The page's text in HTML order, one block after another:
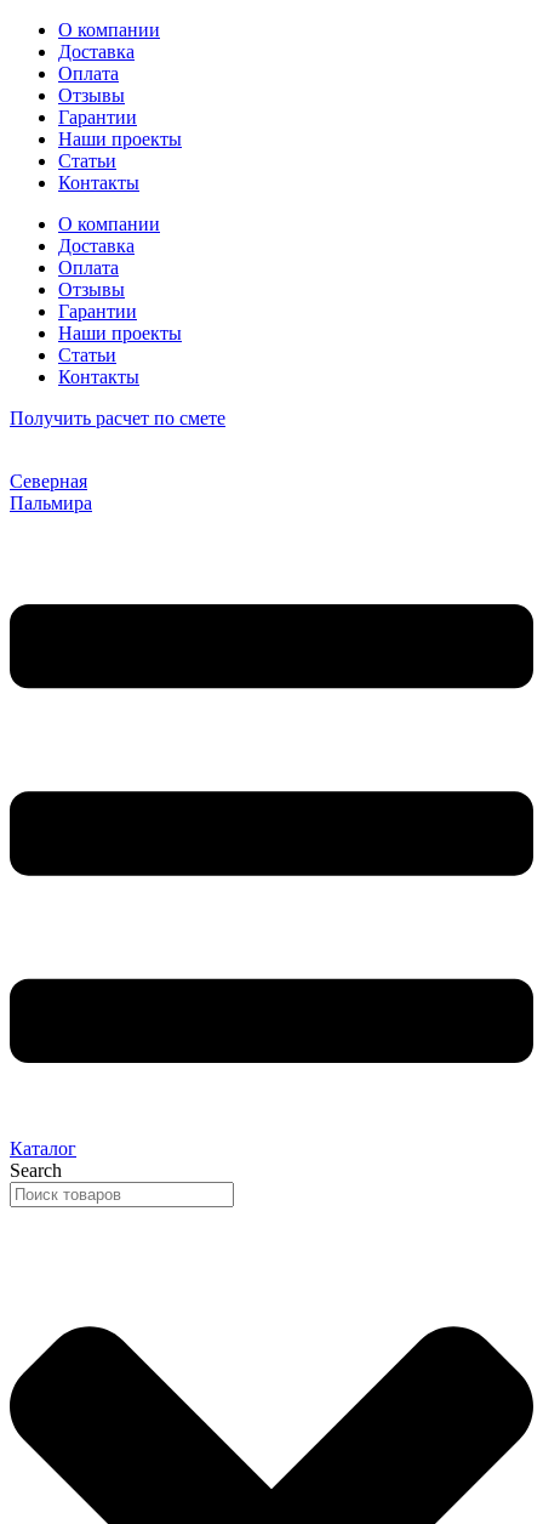
Перейти
содержимому
О компании
Доставка
Оплата
Отзывы
Гарантии
Наши проекты
Статьи
Контакты
О компании
Доставка
Оплата
Отзывы
Гарантии
Наши проекты
Статьи
Контакты
Получить расчет по смете
Северная
Пальмира
Каталог
Search